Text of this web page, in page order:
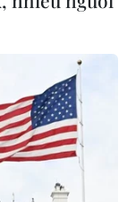
về tình
Giao thông
tích.